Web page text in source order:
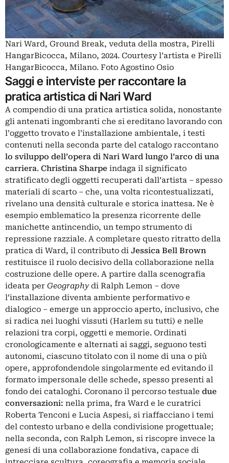
Nari Ward, Ground Break, veduta della mostra, Pirelli
HangarBicocca, Milano, 2024. Courtesy l’artista e Pirelli
HangarBicocca, Milano. Foto Agostino Osio
Saggi e interviste per raccontare la
pratica artistica di Nari Ward
A compendio di una pratica artistica solida, nonostante
gli antenati ingombranti che si ereditano lavorando con
l’oggetto trovato e l’installazione ambientale, i testi
contenuti nella seconda parte del catalogo raccontano
lo sviluppo dell’opera di Nari Ward lungo l’arco di una
carriera. Christina Sharpe indaga il significato
stratificato degli oggetti recuperati dall’artista – spesso
materiali di scarto – che, una volta ricontestualizzati,
rivelano una densità culturale e storica inattesa. Ne è
esempio emblematico la presenza ricorrente delle
manichette antincendio, un tempo strumento di
repressione razziale. A completare questo ritratto della
pratica di Ward, il contributo di Jessica Bell Brown
restituisce il ruolo decisivo della collaborazione nella
costruzione delle opere. A partire dalla scenografia
ideata per Geography di Ralph Lemon – dove
l’installazione diventa ambiente performativo e
dialogico – emerge un approccio aperto, inclusivo, che
si radica nei luoghi vissuti (Harlem su tutti) e nelle
relazioni tra corpi, oggetti e memorie. Ordinati
cronologicamente e alternati ai saggi, seguono testi
autonomi, ciascuno titolato con il nome di una o più
opere, approfondendole singolarmente ed evitando il
formato impersonale delle schede, spesso presenti al
fondo dei cataloghi. Coronano il percorso testuale due
conversazioni: nella prima, fra Ward e le curatrici
Roberta Tenconi e Lucia Aspesi, si riaffacciano i temi
del contesto urbano e della condivisione progettuale;
nella seconda, con Ralph Lemon, si riscopre invece la
genesi di una collaborazione fondativa, capace di